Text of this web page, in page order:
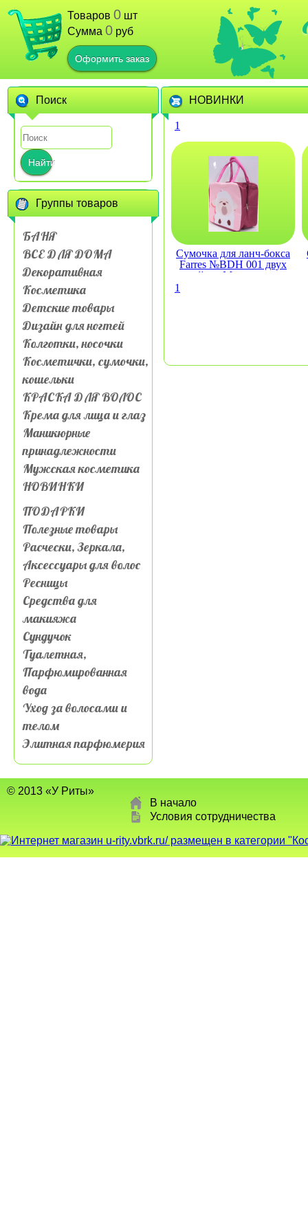
Товаров 0 шт
Сумма 0 руб
Оформить заказ
Поиск
Найти
Группы товаров
БАНЯ
ВСЕ ДЛЯ ДОМА
Декоративная
Косметика
Детские товары
Дизайн для ногтей
Колготки, носочки
Косметички, сумочки,
кошельки
КРАСКА ДЛЯ ВОЛОС
Крема для лица и глаз
Маникюрные
принадлежности
Мужская косметика
НОВИНКИ
ПОДАРКИ
Полезные товары
Расчески, Зеркала,
Аксессуары для волос
Ресницы
Средства для
макияжа
Сундучок
Туалетная,
Парфюмированная
вода
Уход за волосами и
телом
Элитная парфюмерия
НОВИНКИ
1
Сумочка для ланч-бокса
Farres №BDH 001 двух
слойная Мультяшные
1
© 2013 «У Риты»
В начало
Условия сотрудничества